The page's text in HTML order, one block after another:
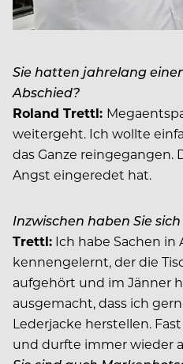
Sie hatten jahrelang
Abschied?
Roland Trettl:
weitergeht. Ich wollte
das Ganze
Angst eingeredet hat.
Inzwischen haben Sie
Trettl: Ich habe Sachen in
kennengelernt, der die
aufgehört und im Jänner
ausgemacht, dass ich
Lederjacke herstellen.
und durfte immer wieder